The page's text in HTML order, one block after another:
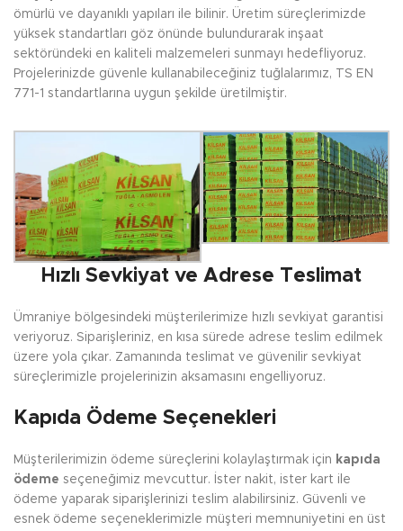
ömürlü ve dayanıklı yapıları ile bilinir. Üretim süreçlerimizde
yüksek standartları göz önünde bulundurarak inşaat
sektöründeki en kaliteli malzemeleri sunmayı hedefliyoruz.
Projelerinizde güvenle kullanabileceğiniz tuğlalarımız, TS EN
771-1 standartlarına uygun şekilde üretilmiştir.
Hızlı Sevkiyat ve Adrese Teslimat
Ümraniye bölgesindeki müşterilerimize hızlı sevkiyat garantisi
veriyoruz. Siparişleriniz, en kısa sürede adrese teslim edilmek
üzere yola çıkar. Zamanında teslimat ve güvenilir sevkiyat
süreçlerimizle projelerinizin aksamasını engelliyoruz.
Kapıda Ödeme Seçenekleri
Müşterilerimizin ödeme süreçlerini kolaylaştırmak için kapıda
ödeme seçeneğimiz mevcuttur. İster nakit, ister kart ile
ödeme yaparak siparişlerinizi teslim alabilirsiniz. Güvenli ve
esnek ödeme seçeneklerimizle müşteri memnuniyetini en üst